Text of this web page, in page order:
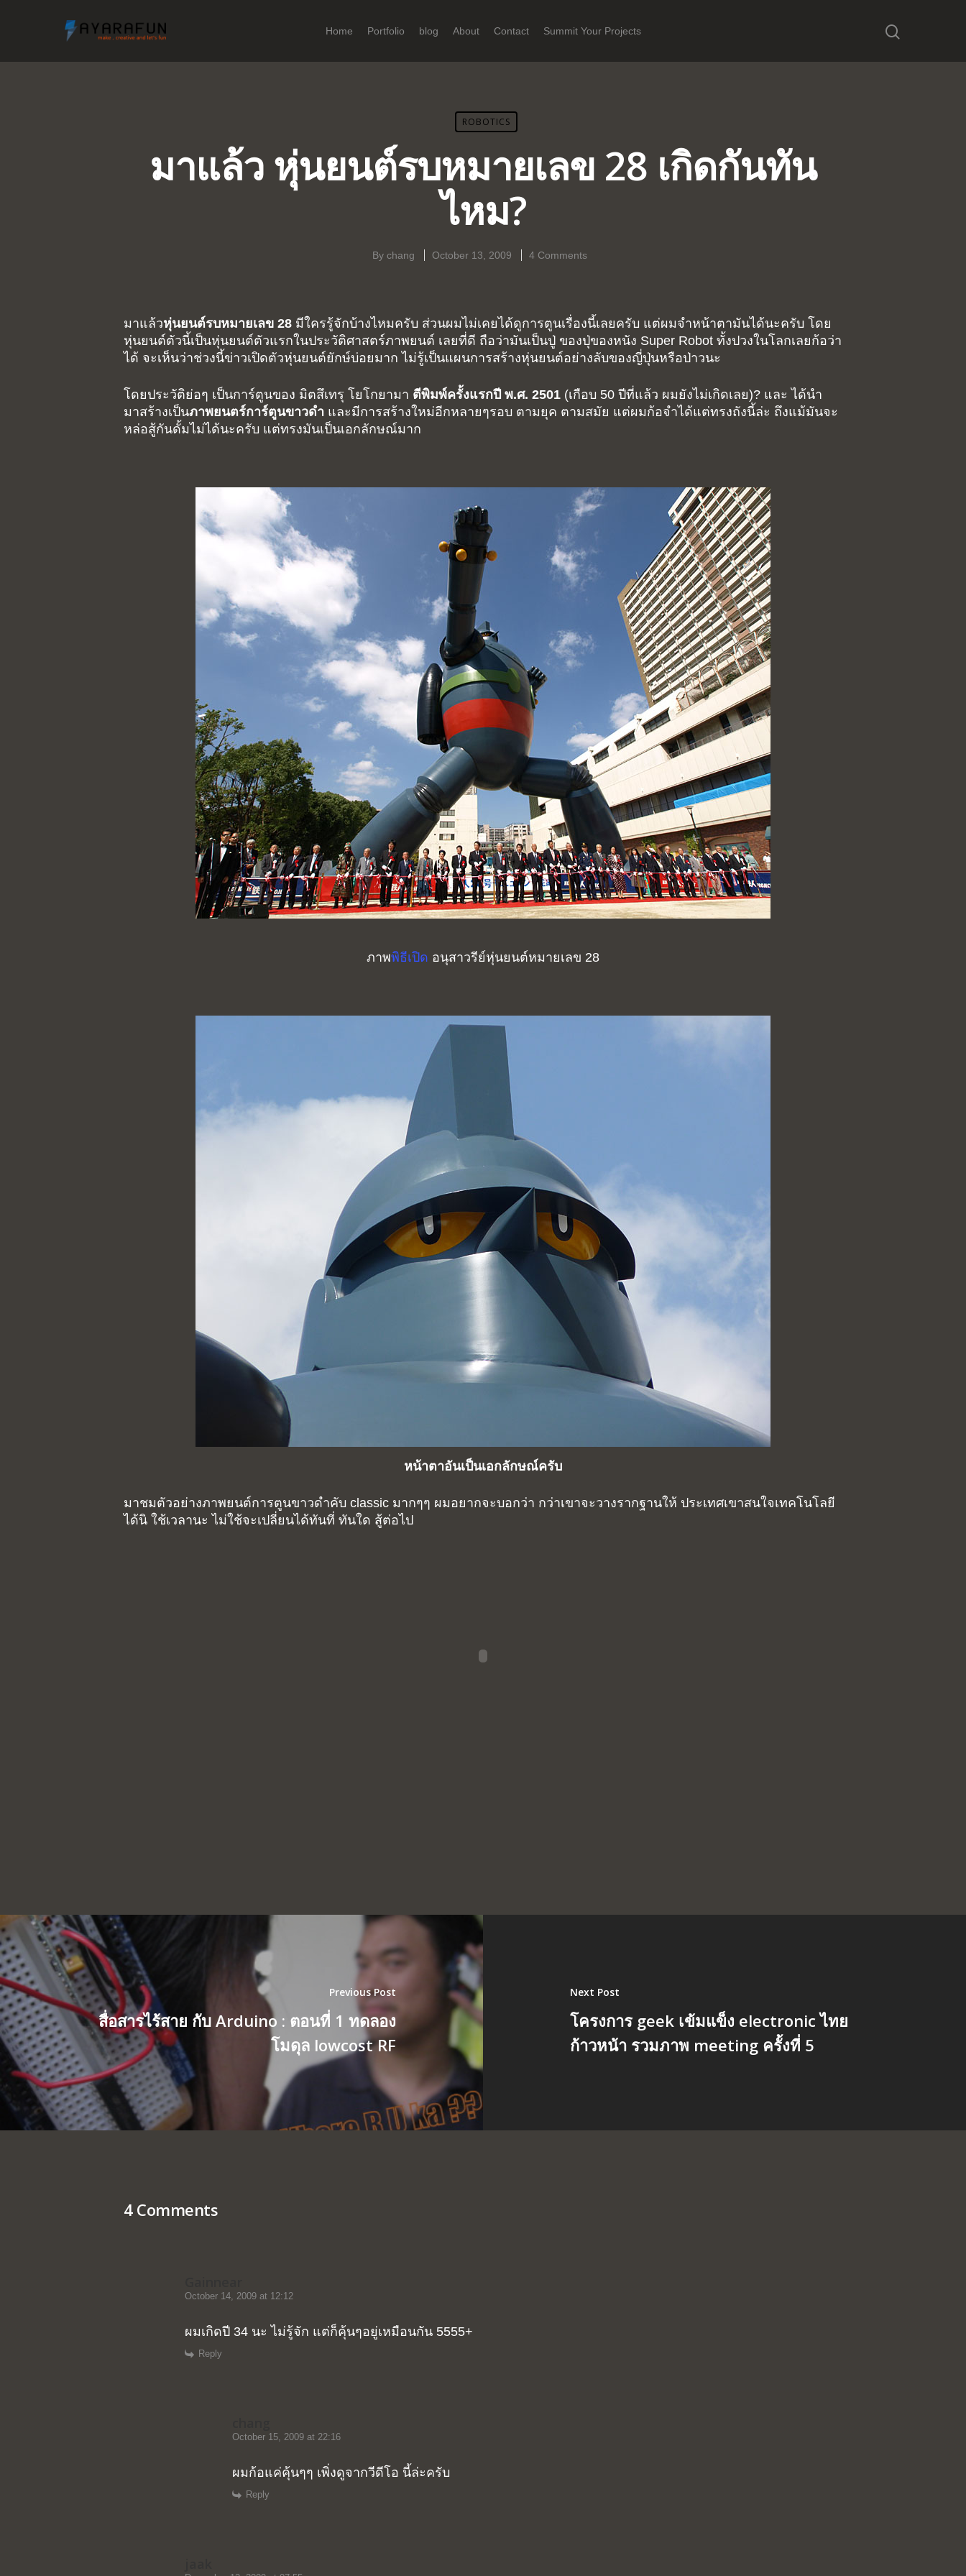
Hit enter to search or ESC to close
Home Portfolio blog About Contact Summit Your Projects
ROBOTICS
มาแล้ว หุ่นยนต์รบหมายเลข 28 เกิดกันทัน
ไหม?
By chang October 13, 2009 4 Comments
มาแล้วหุ่นยนต์รบหมายเลข 28 มีใครรู้จักบ้างไหมครับ ส่วนผมไม่เคยได้ดูการตูนเรื่องนี้เลยครับ แต่ผมจำหน้าตามันได้นะครับ โดย
หุ่นยนต์ตัวนี้เป็นหุ่นยนต์ตัวแรกในประวัติศาสตร์ภาพยนต์ เลยที่ดี ถือว่ามันเป็นปู่ ของปุ่ของหนัง Super Robot ทั้งปวงในโลกเลยก้อว่า
ได้ จะเห็นว่าช่วงนี้ข่าวเปิดตัวหุ่นยนต์ยักษ์บ่อยมาก ไม่รู้เป็นแผนการสร้างหุ่นยนต์อย่างลับของญี่ปุ่นหรือป่าวนะ
โดยประวัติย่อๆ เป็นการ์ตูนของ มิตสึเทรุ โยโกยามา ตีพิมพ์ครั้งแรกปี พ.ศ. 2501 (เกือบ 50 ปีที่แล้ว ผมยังไม่เกิดเลย)? และ ได้นำ
มาสร้างเป็นภาพยนตร์การ์ตูนขาวดำ และมีการสร้างใหม่อีกหลายๆรอบ ตามยุค ตามสมัย แต่ผมก้อจำได้แต่ทรงถังนี้ล่ะ ถึงแม้มันจะ
หล่อสู้กันดั้มไม่ได้นะครับ แต่ทรงมันเป็นเอกลักษณ์มาก
ภาพพิธีเปิด อนุสาวรีย์หุ่นยนต์หมายเลข 28
หน้าตาอันเป็นเอกลักษณ์ครับ
มาชมตัวอย่างภาพยนต์การตูนขาวดำคับ classic มากๆๆ ผมอยากจะบอกว่า กว่าเขาจะวางรากฐานให้ ประเทศเขาสนใจเทคโนโลยี
ได้นิ ใช้เวลานะ ไม่ใช้จะเปลี่ยนได้ทันที่ ทันใด สู้ต่อไป
Previous Post
สื่อสารไร้สาย กับ Arduino : ตอนที่ 1 ทดลอง
โมดุล lowcost RF
Next Post
โครงการ geek เข้มแข็ง electronic ไทย
ก้าวหน้า รวมภาพ meeting ครั้งที่ 5
4 Comments
October 14, 2009 at 12:12
ผมเกิดปี 34 นะ ไม่รู้จัก แต่ก็คุ้นๆอยู่เหมือนกัน 5555+
Reply
October 15, 2009 at 22:16
ผมก้อแค่คุ้นๆๆ เพิ่งดูจากวีดีโอ นี้ล่ะครับ
Reply